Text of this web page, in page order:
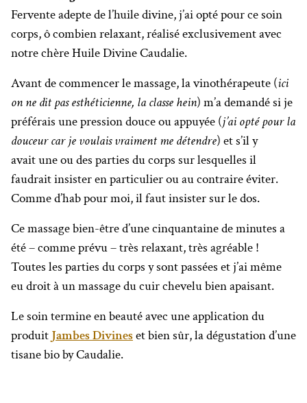
Fervente adepte de l’huile divine, j’ai opté pour ce soin
corps, ô combien relaxant, réalisé exclusivement avec
notre chère Huile Divine Caudalie.
Avant de commencer le massage, la vinothérapeute (ici
on ne dit pas esthéticienne, la classe hein) m’a demandé si je
préférais une pression douce ou appuyée (j’ai opté pour la
douceur car je voulais vraiment me détendre) et s’il y
avait une ou des parties du corps sur lesquelles il
faudrait insister en particulier ou au contraire éviter.
Comme d’hab pour moi, il faut insister sur le dos.
Ce massage bien-être d’une cinquantaine de minutes a
été – comme prévu – très relaxant, très agréable !
Toutes les parties du corps y sont passées et j’ai même
eu droit à un massage du cuir chevelu bien apaisant.
Le soin termine en beauté avec une application du
produit Jambes Divineset bien sûr, la dégustation d’une
tisane bio by Caudalie.